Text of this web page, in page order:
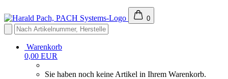
0
Warenkorb
0,00 EUR
Sie haben noch keine Artikel in Ihrem Warenkorb.